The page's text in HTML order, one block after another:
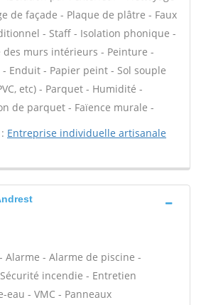
de façade - Plaque de plâtre - Faux
- Staff - Isolation phonique -
murs intérieurs - Peinture -
Enduit - Papier peint - Sol souple
etc) - Parquet - Humidité -
de parquet - Faïence murale -
Entreprise individuelle artisanale
Alarme - Alarme de piscine -
incendie - Entretien
eau - VMC - Panneaux